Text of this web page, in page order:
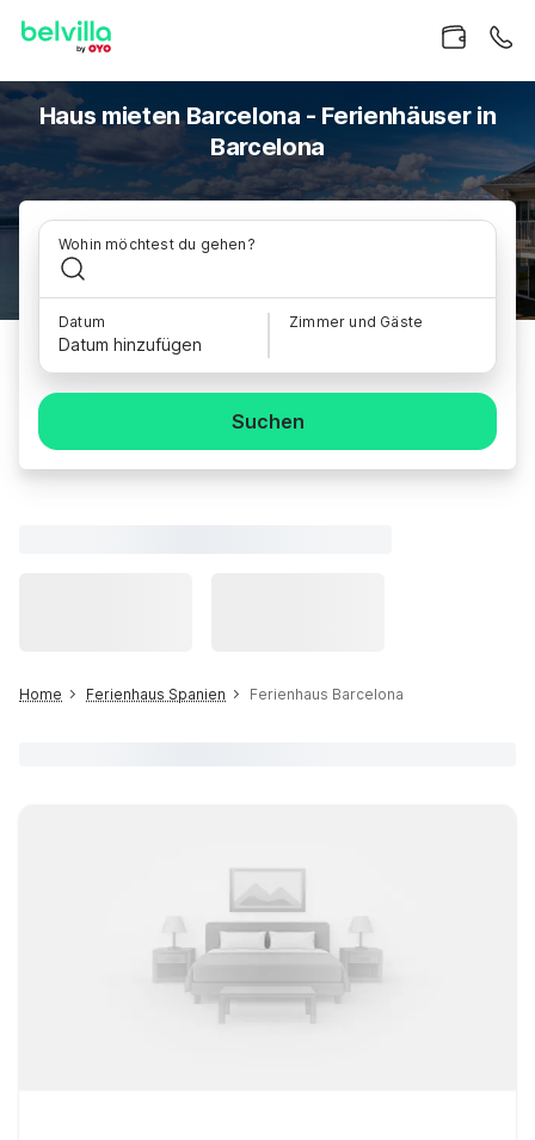
Haus mieten Barcelona - Ferienhäuser in
Barcelona
Wohin möchtest du gehen?
Datum
Datum hinzufügen
Zimmer und Gäste
Suchen
Home Ferienhaus Spanien Ferienhaus Barcelona